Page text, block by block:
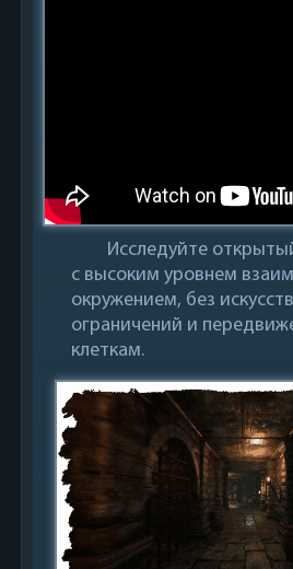
Исследуйте
с высоким уровнем
окружением, без
ограничений и
клеткам.